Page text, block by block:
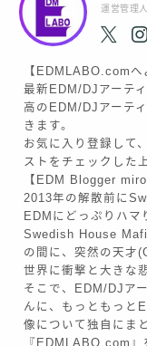
運営管理人
【EDMLABO.comへ
最新EDM/DJアーテ
高のEDM/DJアーテ
きます。
お気に入り登録して
ストをチェックした
【EDM Blogger
2013年の解散前に
EDMにどっぷりハマ
Swedish House
の間に、突然の天才
世界に衝撃と大きな
そこで、EDM/DJア
んに、もっともっと
像について独自にま
『EDMLABO.com』